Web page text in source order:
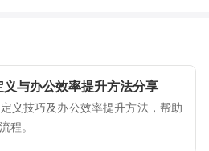
与办公效率提升方法分享
义技巧及办公效率提升方法，帮助
程。